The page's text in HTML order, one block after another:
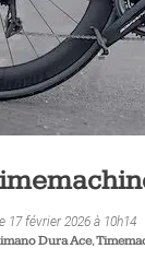
17 février 2026 à 10h14
Dura Ace,